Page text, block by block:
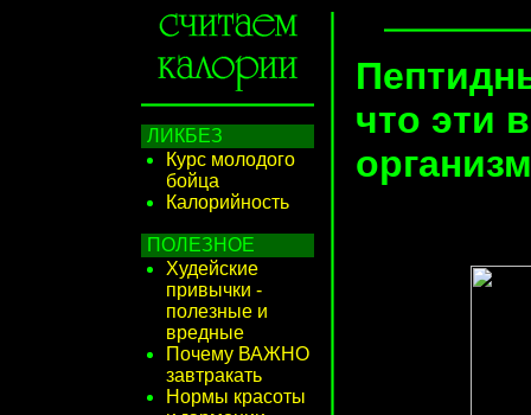
ЛИКБЕЗ
Курс молодого
бойца
Калорийность
ПОЛЕЗНОЕ
Худейские
привычки -
полезные и
вредные
Почему ВАЖНО
завтракать
Нормы красоты
что эти